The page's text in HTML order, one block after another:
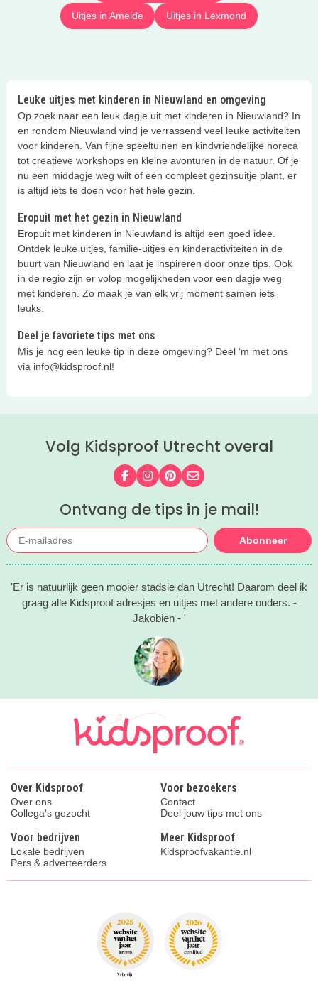
Uitjes in Ameide Uitjes in Lexmond
Leuke uitjes met kinderen in Nieuwland en omgeving
Op zoek naar een leuk dagje uit met kinderen in Nieuwland? In
en rondom Nieuwland vind je verrassend veel leuke activiteiten
voor kinderen. Van fijne speeltuinen en kindvriendelijke horeca
tot creatieve workshops en kleine avonturen in de natuur. Of je
nu een middagje weg wilt of een compleet gezinsuitje plant, er
is altijd iets te doen voor het hele gezin.
Eropuit met het gezin in Nieuwland
Eropuit met kinderen in Nieuwland is altijd een goed idee.
Ontdek leuke uitjes, familie-uitjes en kinderactiviteiten in de
buurt van Nieuwland en laat je inspireren door onze tips. Ook
in de regio zijn er volop mogelijkheden voor een dagje weg
met kinderen. Zo maak je van elk vrij moment samen iets
leuks.
Deel je favoriete tips met ons
Mis je nog een leuke tip in deze omgeving? Deel ‘m met ons
via info@kidsproof.nl!
Volg Kidsproof Utrecht overal
Volg ons op Facebook
Volg ons op Instagram
Volg ons op Pinterest
Mail ons
Ontvang de tips in je mail!
Abonneer
'Er is natuurlijk geen mooier stadsie dan Utrecht! Daarom deel ik
graag alle Kidsproof adresjes en uitjes met andere ouders. -
Jakobien - '
Over Kidsproof
Over ons
Collega's gezocht
Voor bezoekers
Contact
Deel jouw tips met ons
Voor bedrijven
Lokale bedrijven
Pers & adverteerders
Meer Kidsproof
Kidsproofvakantie.nl